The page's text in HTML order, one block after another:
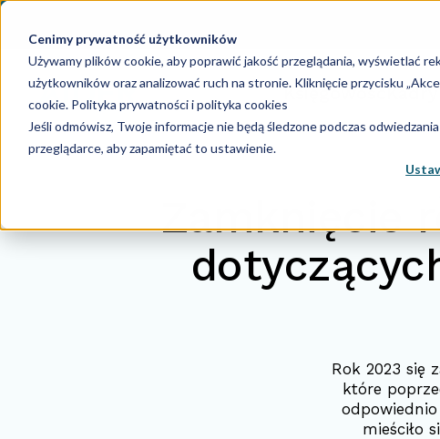
Cenimy prywatność użytkowników
Używamy plików cookie, aby poprawić jakość przeglądania, wyświetlać
użytkowników oraz analizować ruch na stronie. Kliknięcie przycisku
cookie.Polityka prywatności i polityka cookies
Jeśli odmówisz, Twoje informacje nie będą śledzone podczas
przeglądarce, aby zapamiętać to ustawienie.
Księgowość
Zamknięcie
Rok 2023 się
które
mieściło